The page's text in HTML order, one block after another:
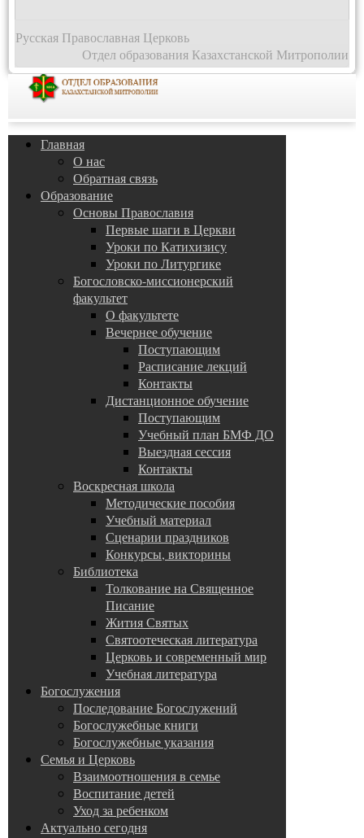
Русская Православная Церковь
Отдел образования Казахстанской Митрополии
Главная
О нас
Обратная связь
Образование
Основы Православия
Первые шаги в Церкви
Уроки по Катихизису
Уроки по Литургике
Богословско-миссионерский
факультет
О факультете
Вечернее обучение
Поступающим
Расписание лекций
Контакты
Дистанционное обучение
Поступающим
Учебный план БМФ ДО
Выездная сессия
Контакты
Воскресная школа
Методические пособия
Учебный материал
Сценарии праздников
Конкурсы, викторины
Библиотека
Толкование на Священное
Писание
Жития Святых
Святоотеческая литература
Церковь и современный мир
Учебная литература
Богослужения
Последование Богослужений
Богослужебные книги
Богослужебные указания
Семья и Церковь
Взаимоотношения в семье
Воспитание детей
Уход за ребенком
Актуально сегодня